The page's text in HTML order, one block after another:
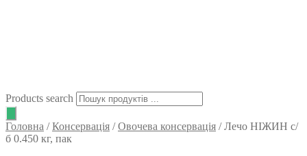
Products search
Головна /Консервація /Овочева консервація /Лечо НІЖИН с/
б 0.450 кг, пак